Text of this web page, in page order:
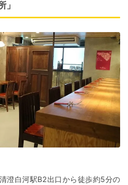
」
澄白河駅B2出口から徒歩約5分の